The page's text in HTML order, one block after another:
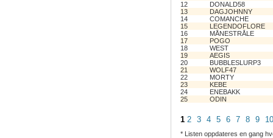
12
DONALD58
13
DAGJOHNNY
14
COMANCHE
15
LEGENDOFLORE
16
MÅNESTRÅLE
17
POGO
18
WEST
19
AEGIS
20
BUBBLESLURP3
21
WOLF47
22
MORTY
23
KEBE
24
ENEBAKK
25
ODIN
1 2 3 4 5 6 7 8 9 10
* Listen oppdateres en gang